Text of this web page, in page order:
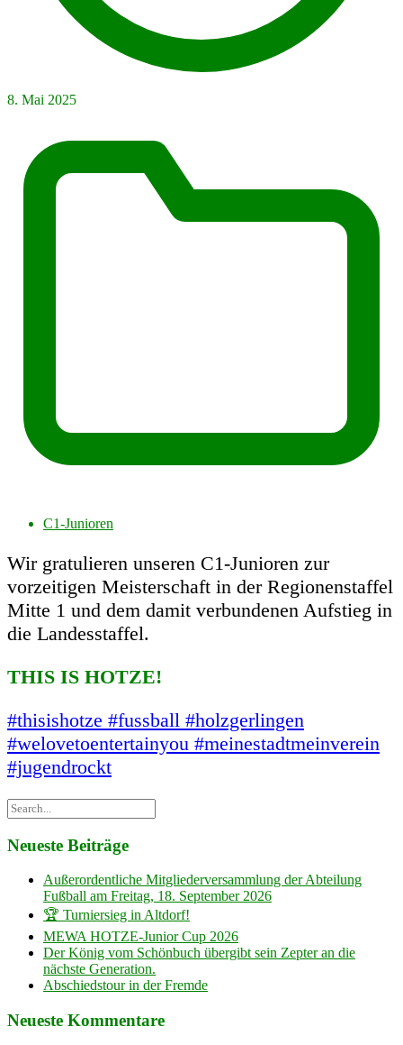
8. Mai 2025
C1-Junioren
Wir gratulieren unseren C1-Junioren zur
vorzeitigen Meisterschaft in der Regionenstaffel
Mitte 1 und dem damit verbundenen Aufstieg in
die Landesstaffel.
THIS IS HOTZE!
#thisishotze #fussball #holzgerlingen
#welovetoentertainyou #meinestadtmeinverein
#jugendrockt
Neueste Beiträge
Außerordentliche Mitgliederversammlung der Abteilung
Fußball am Freitag, 18. September 2026
🏆 Turniersieg in Altdorf!
MEWA HOTZE-Junior Cup 2026
Der König vom Schönbuch übergibt sein Zepter an die
nächste Generation.
Abschiedstour in der Fremde
Neueste Kommentare